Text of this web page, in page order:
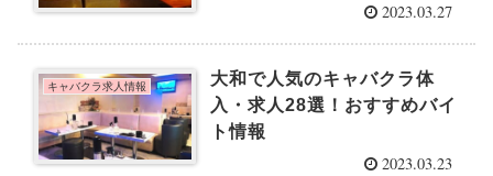
2023.03.27
キャバクラ求人情報
大和で人気のキャバクラ体
入・求人28選！おすすめバイ
ト情報
2023.03.23